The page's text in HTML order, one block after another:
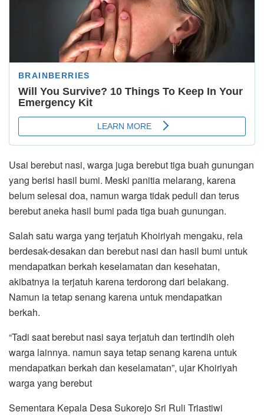
Usai berebut nasi, warga juga berebut tiga buah gunungan
yang berisi hasil bumi. Meski panitia melarang, karena
belum selesai doa, namun warga tidak peduli dan terus
berebut aneka hasil bumi pada tiga buah gunungan.
Salah satu warga yang terjatuh Khoiriyah mengaku, rela
berdesak-desakan dan berebut nasi dan hasil bumi untuk
mendapatkan berkah keselamatan dan kesehatan,
akibatnya ia terjatuh karena terdorong dari belakang.
Namun ia tetap senang karena untuk mendapatkan
berkah.
“Tadi saat berebut nasi saya terjatuh dan tertindih oleh
warga lainnya. namun saya tetap senang karena untuk
mendapatkan berkah dan keselamatan”, ujar Khoiriyah
warga yang berebut
Sementara Kepala Desa Sukorejo Sri Ruli Triastiwi